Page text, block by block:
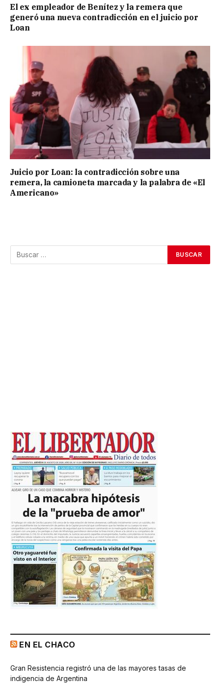
El ex empleador de Benítez y la remera que
generó una nueva contradicción en el juicio por
Loan
Juicio por Loan: la contradicción sobre una
remera, la camioneta marcada y la palabra de «El
Americano»
EN EL CHACO
Gran Resistencia registró una de las mayores tasas de
indigencia de Argentina